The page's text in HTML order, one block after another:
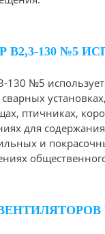
В2,3-130 №5
130 №5
птичниках,
для содержания
и